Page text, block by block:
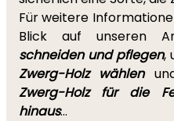
Für weitere
Blick auf unseren
schneiden und pflegen,
Zwerg-Holz wählen
Zwerg-Holz für die
hinaus...